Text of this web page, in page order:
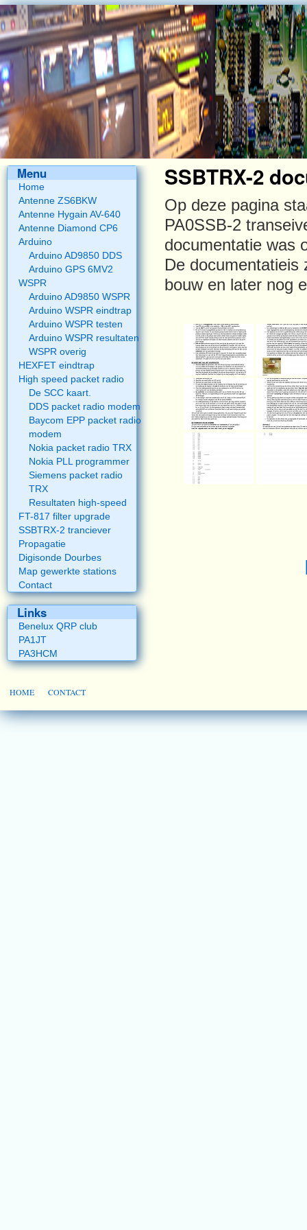
SSBTRX-2
Op deze pagina
PA0SSB-2
documentatie was
De
bouw en later nog
Menu
Home
Antenne ZS6BKW
Antenne Hygain AV-640
Antenne Diamond CP6
Arduino
Arduino AD9850 DDS
Arduino GPS 6MV2
WSPR
Arduino AD9850 WSPR
Arduino WSPR eindtrap
Arduino WSPR testen
Arduino WSPR resultaten
WSPR overig
HEXFET eindtrap
High speed packet radio
De SCC kaart.
DDS packet radio modem
Baycom EPP packet radio
modem
Nokia packet radio TRX
Nokia PLL programmer
Siemens packet radio
TRX
Resultaten high-speed
FT-817 filter upgrade
SSBTRX-2 tranciever
Propagatie
Digisonde Dourbes
Map gewerkte stations
Contact
Links
Benelux QRP club
PA1JT
PA3HCM
HOME CONTACT